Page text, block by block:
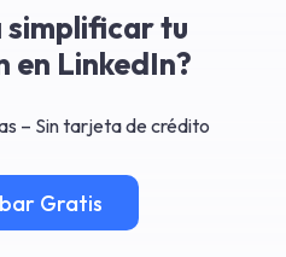
simplificar tu
en LinkedIn?
– Sin tarjeta de crédito
Gratis